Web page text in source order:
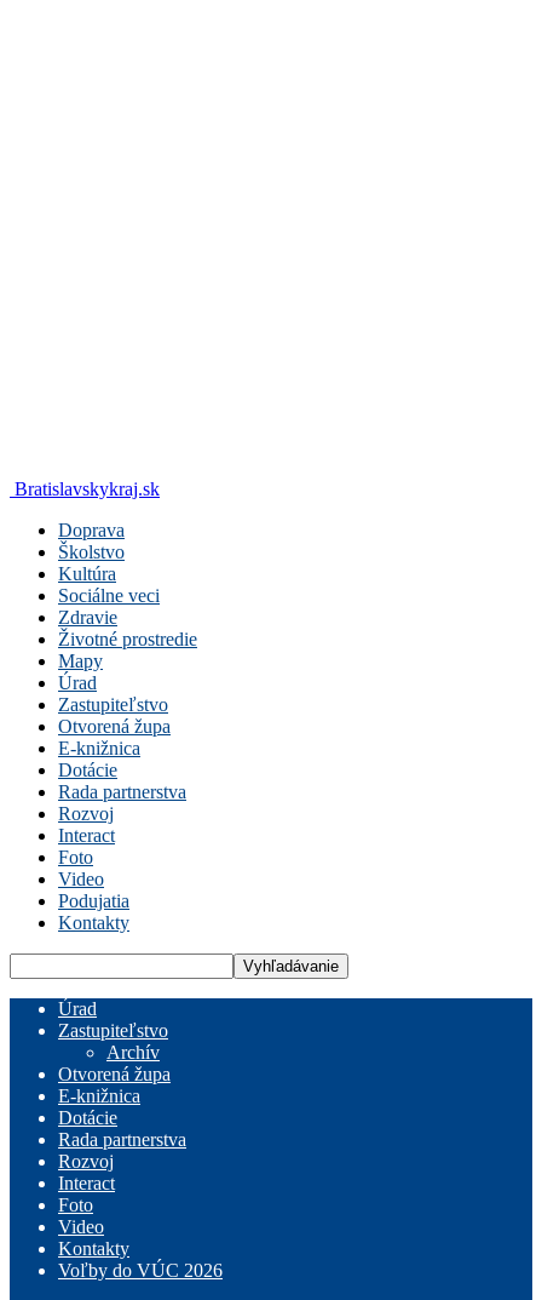
Bratislavskykraj.sk
Doprava
Školstvo
Kultúra
Sociálne veci
Zdravie
Životné prostredie
Mapy
Úrad
Zastupiteľstvo
Otvorená župa
E-knižnica
Dotácie
Rada partnerstva
Rozvoj
Interact
Foto
Video
Podujatia
Kontakty
Úrad
Zastupiteľstvo
Archív
Otvorená župa
E-knižnica
Dotácie
Rada partnerstva
Rozvoj
Interact
Foto
Video
Kontakty
Voľby do VÚC 2026